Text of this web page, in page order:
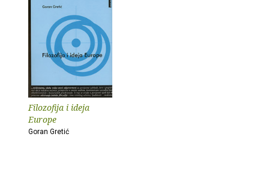
Filozofija i ideja
Europe
Goran Gretić